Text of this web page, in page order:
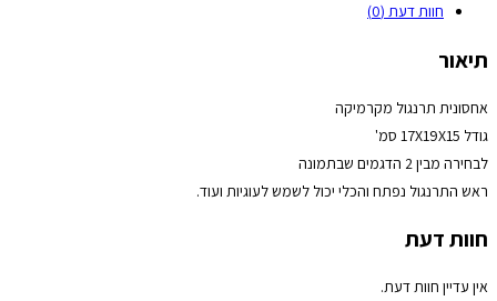
חוות דעת (0)
תיאור
אחסונית תרנגול מקרמיקה
גודל 17X19X15 סמ'
לבחירה מבין 2 הדגמים שבתמונה
ראש התרנגול נפתח והכלי יכול לשמש לעוגיות ועוד.
חוות דעת
אין עדיין חוות דעת.